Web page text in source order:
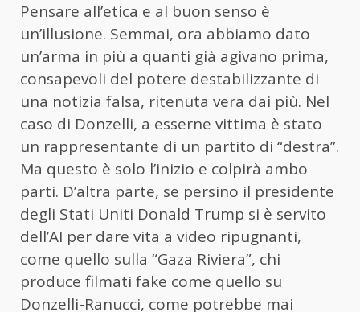
Pensare all’etica e al buon senso è
un’illusione. Semmai, ora abbiamo dato
un’arma in più a quanti già agivano prima,
consapevoli del potere destabilizzante di
una notizia falsa, ritenuta vera dai più. Nel
caso di Donzelli, a esserne vittima è stato
un rappresentante di un partito di “destra”.
Ma questo è solo l’inizio e colpirà ambo
parti. D’altra parte, se persino il presidente
degli Stati Uniti Donald Trump si è servito
dell’AI per dare vita a video ripugnanti,
come quello sulla “Gaza Riviera”, chi
produce filmati fake come quello su
Donzelli-Ranucci, come potrebbe mai